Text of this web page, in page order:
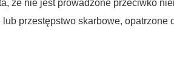
że nie jest prowadzone przeciwko
przestępstwo skarbowe,